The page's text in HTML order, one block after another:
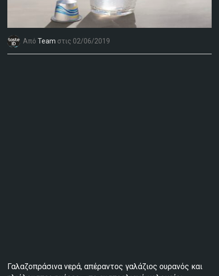
Από Team στις 02/06/2019
Γαλαζοπράσινα νερά, απέραντος γαλάζιος ουρανός και